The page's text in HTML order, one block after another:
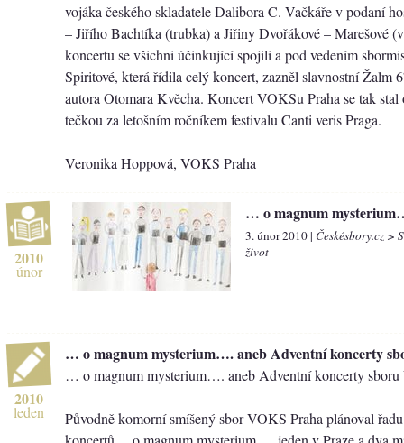
vojáka českého skladatele Dalibora C. Vačkáře v podaní
– Jiřího Bachtíka (trubka) a Jiřiny Dvořákové – Marešové
koncertu se všichni účinkující spojili a pod vedením
Spiritové, která řídila celý koncert, zazněl slavnostní Žalm
autora Otomara Kvěcha. Koncert VOKSu Praha se tak
tečkou za letošním ročníkem festivalu Canti veris Praga.
Veronika Hoppová, VOKS Praha
2010
únor
… o magnum
3. únor 2010 | Českésbory.cz >
život
2010
leden
… o magnum mysterium…. aneb Adventní koncerty
… o magnum mysterium…. aneb Adventní koncerty sboru
Původně komorní smíšený sbor VOKS Praha plánoval